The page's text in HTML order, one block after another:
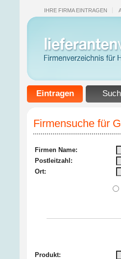
IHRE FIRMA EINTRAGEN
Eintragen
Firmensuche für
Firmen Name:
Postleitzahl:
Ort:
Produkt: